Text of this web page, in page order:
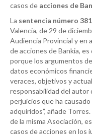
casos de acciones de
La sentencia número
Valencia, de 29 de
Audiencia Provincial y en
de acciones de Bankia,
porque los argumentos
datos económicos
veraces, objetivos y
responsabilidad del
perjuicios que ha
adquiridos”, añade
de la misma Asociación,
casos de acciones en los